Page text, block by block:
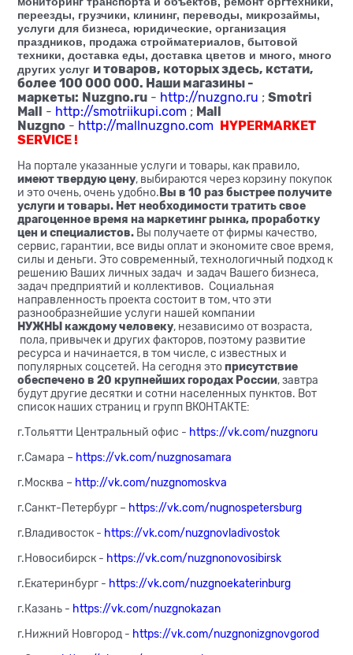
переезды, грузчики, клининг, переводы, микрозаймы,
услуги для бизнеса, юридические, организация
праздников, продажа стройматериалов, бытовой
техники, доставка еды, доставка цветов и много, много
других услуг и товаров, которых здесь, кстати,
более 100 000 000. Наши магазины -
маркеты: Nuzgno.ru - http://nuzgno.ru ; Smotri
Mall
- http://smotriikupi.com ; Mall
Nuzgno - http://mallnuzgno.com
HYPERMARKET
SERVICE !
На портале указанные услуги и товары, как правило,
имеют твердую цену, выбираются через корзину покупок
и это очень, очень удобно. Вы в 10 раз быстрее получите
услуги и товары. Нет необходимости тратить свое
драгоценное время на маркетинг рынка, проработку
цен и специалистов. Вы получаете от фирмы качество,
сервис, гарантии, все виды оплат и экономите свое время,
силы и деньги. Это современный, технологичный подход к
решению Ваших личных задач и задач Вашего бизнеса,
задач предприятий и коллективов. Cоциальная
направленность проекта состоит в том, что эти
разнообразнейшие услуги нашей компании
НУЖНЫ каждому человеку, независимо от возраста,
пола, привычек и других факторов, поэтому развитие
ресурса и начинается, в том числе, с известных и
популярных соцсетей. На сегодня этоприсутствие
обеспечено в 20 крупнейших городах России, завтра
будут другие десятки и сотни населенных пунктов. Вот
список наших страниц и групп ВКОНТАКТЕ:
г.Тольятти Центральный офис - https://vk.com/nuzgnoru
г.Самара – https://vk.com/nuzgnosamara
г.Москва – http://vk.com/nuzgnomoskva
г.Санкт-Петербург – https://vk.com/nugnospetersburg
г.Владивосток - https://vk.com/nuzgnovladivostok
г.Новосибирск - https://vk.com/nuzgnonovosibirsk
г.Екатеринбург - https://vk.com/nuzgnoekaterinburg
г.Казань - https://vk.com/nuzgnokazan
г.Нижний Новгород - https://vk.com/nuzgnonizgnovgorod